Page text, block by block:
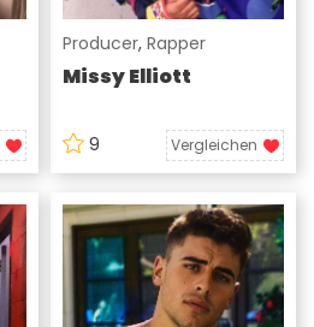
Producer, Rapper
Missy Elliott
9 Vergleichen